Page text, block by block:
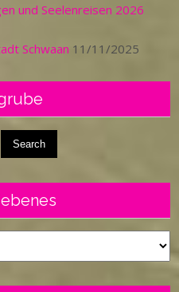
und Seelenreisen 2026
Schwaan 11/11/2025